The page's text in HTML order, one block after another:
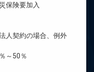
険要加入
契約の場合、例外
～50％